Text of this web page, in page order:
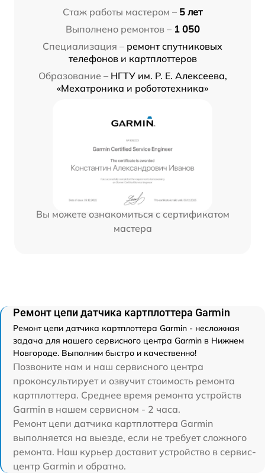
Стаж работы мастером – 5 лет
Выполнено ремонтов – 1 050
Специализация – ремонт спутниковых
телефонов и картплоттеров
Образование – НГТУ им. Р. Е. Алексеева,
«Мехатроника и робототехника»
Вы можете ознакомиться с сертификатом
мастера
Ремонт цепи датчика картплоттера Garmin
Ремонт цепи датчика картплоттера Garmin - несложная
задача для нашего сервисного центра Garmin в Нижнем
Новгороде. Выполним быстро и качественно!
Позвоните нам и наш сервисного центра
проконсультирует и озвучит стоимость ремонта
картплоттера. Среднее время ремонта устройств
Garmin в нашем сервисном - 2 часа.
Ремонт цепи датчика картплоттера Garmin
выполняется на выезде, если не требует сложного
ремонта. Наш курьер доставит устройство в сервис-
центр Garmin и обратно.